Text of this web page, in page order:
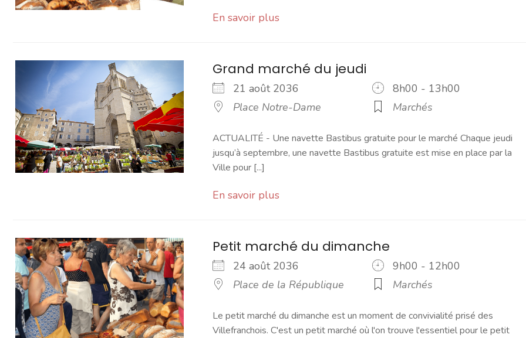
En savoir plus
Grand marché du jeudi
21 août 2036
8h00 - 13h00
Place Notre-Dame
Marchés
ACTUALITÉ - Une navette Bastibus gratuite pour le marché Chaque jeudi
jusqu’à septembre, une navette Bastibus gratuite est mise en place par la
Ville pour [...]
En savoir plus
Petit marché du dimanche
24 août 2036
9h00 - 12h00
Place de la République
Marchés
Le petit marché du dimanche est un moment de convivialité prisé des
Villefranchois. C'est un petit marché où l'on trouve l'essentiel pour le petit